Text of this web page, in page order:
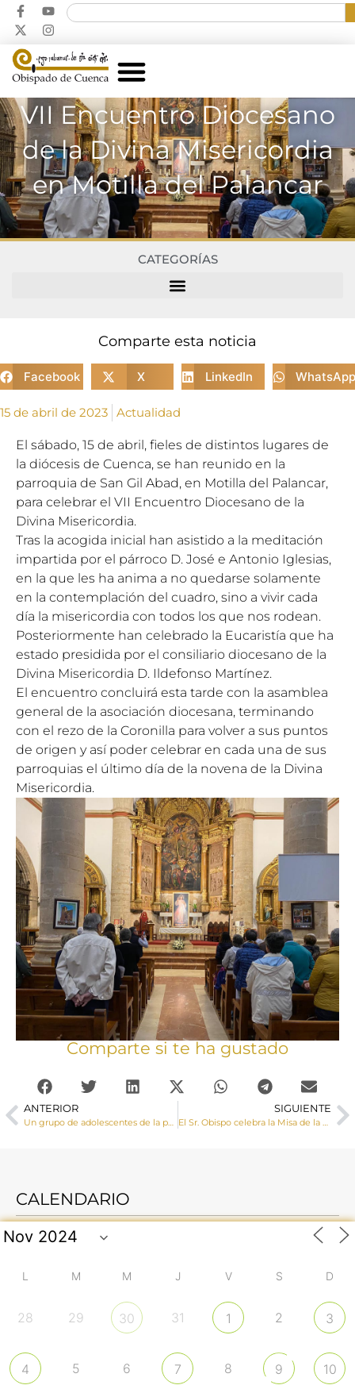
VII Encuentro Diocesano
de la Divina Misericordia
en Motilla del Palancar
CATEGORÍAS
Comparte esta noticia
Facebook X LinkedIn WhatsApp
15 de abril de 2023 Actualidad
El sábado, 15 de abril, fieles de distintos lugares de
la diócesis de Cuenca, se han reunido en la
parroquia de San Gil Abad, en Motilla del Palancar,
para celebrar el VII Encuentro Diocesano de la
Divina Misericordia.
Tras la acogida inicial han asistido a la meditación
impartida por el párroco D. José e Antonio Iglesias,
en la que les ha anima a no quedarse solamente
en la contemplación del cuadro, sino a vivir cada
día la misericordia con todos los que nos rodean.
Posteriormente han celebrado la Eucaristía que ha
estado presidida por el consiliario diocesano de la
Divina Misericordia D. Ildefonso Martínez.
El encuentro concluirá esta tarde con la asamblea
general de la asociación diocesana, terminando
con el rezo de la Coronilla para volver a sus puntos
de origen y así poder celebrar en cada una de sus
parroquias el último día de la novena de la Divina
Misericordia.
Comparte si te ha gustado
ANTERIOR
Un grupo de adolescentes de la parroquia de Minglanilla reciben la Confirmación impartida por el Sr. Obispo
SIGUIENTE
El Sr. Obispo celebra la Misa de la Fiesta de la Divina Misericordia en la parroquia de San Román
CALENDARIO
L M M J V S D
28 29 30 31 1 2 3
4 5 6 7 8 9 10